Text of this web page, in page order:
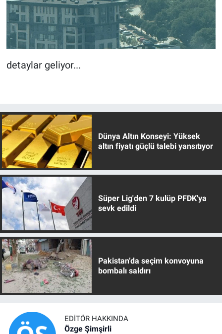
detaylar geliyor...
Dünya Altın Konseyi: Yüksek
altın fiyatı güçlü talebi yansıtıyor
Süper Lig'den 7 kulüp PFDK'ya
sevk edildi
Pakistan’da seçim konvoyuna
bombalı saldırı
EDITÖR HAKKINDA
Özge Şimşirli